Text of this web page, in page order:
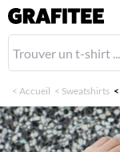
< Accueil < Sweatshirts <